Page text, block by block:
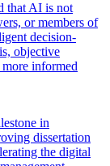
that AI is not
or members of
decision-
objective
informed
in
dissertation
the digital